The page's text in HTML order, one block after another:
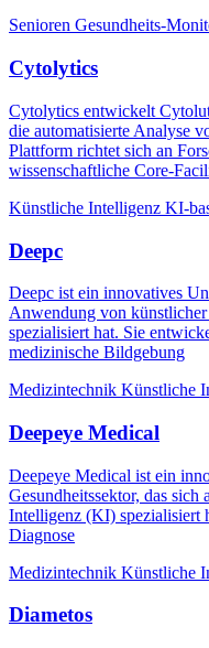
Senioren Gesundheits-
Cytolytics
Cytolytics entwickelt
die automatisierte Analyse
Plattform richtet sich an
wissenschaftliche Core-
Künstliche Intelligenz KI-
Deepc
Deepc ist ein innovatives
Anwendung von
spezialisiert hat. Sie
medizinische Bildgebung
Medizintechnik Künstliche
Deepeye Medical
Deepeye Medical ist ein
Gesundheitssektor, das
Intelligenz (KI) spezialisiert
Diagnose
Medizintechnik Künstliche
Diametos